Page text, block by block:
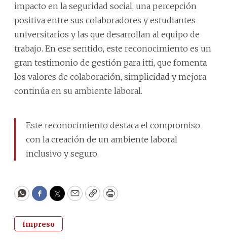
impacto en la seguridad social, una percepción
positiva entre sus colaboradores y estudiantes
universitarios y las que desarrollan al equipo de
trabajo. En ese sentido, este reconocimiento es un
gran testimonio de gestión para itti, que fomenta
los valores de colaboración, simplicidad y mejora
continúa en su ambiente laboral.
Este reconocimiento destaca el compromiso
con la creación de un ambiente laboral
inclusivo y seguro.
WhatsApp
Facebook
Twitter
EmailCopyPrint
Impreso